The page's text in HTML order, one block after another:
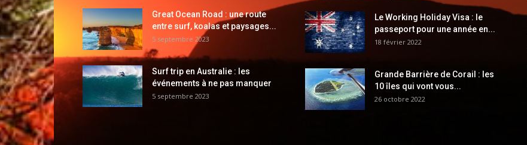
Great Ocean Road : une route
entre surf, koalas et paysages...
5 septembre 2023
Surf trip en Australie : les
événements à ne pas manquer
5 septembre 2023
Le Working Holiday Visa : le
passeport pour une année en...
18 février 2022
Grande Barrière de Corail : les
10 îles qui vont vous...
26 octobre 2022